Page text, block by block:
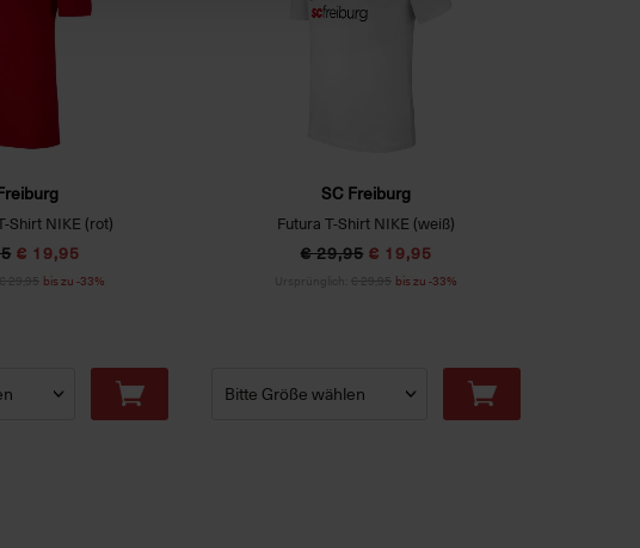
Shirt NIKE (rot)
€ 19,95
bis zu -33%
SC Freiburg
Futura T-Shirt NIKE (weiß)
€ 29,95 € 19,95
bis zu -33%